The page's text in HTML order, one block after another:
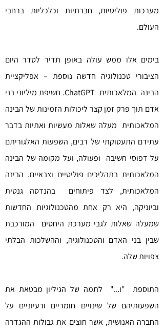
מערכות פוליטיות, חברתיות וכלכליות ברחבי
העולם.
בימים אלו ממש עולה באופן תדיר לסדר היום
הציבורי טכנולוגיה חדשה נוספת – אפליקציית
הבינה המלאכותית ChatGPT. חשיפת מיליוני בני
אדם תוך פרק זמן קצר ליכולות הזמינות של הבינה
המלאכותית מעלה שאלות מעשיות ואתיות בדבר
עתידם התעסוקתי של רבים, השפעות האלגוריתם
על דפוסי חשיבה ופעולה, ועל מקומה של הבינה
המלאכותית בתהליכים פוליטיים וצבאיים. הבינה
המלאכותית, לצד פיתוחים בהנדסה גנטית
וביוניקה, היא רק אחת מהטכנולוגיות החדשות
שמעלה שאלות לגבי מערכת היחסים המורכבת
שבין בני האדם והטכנולוגיה, וההשלכות הבלתי
צפויות שלה.
התוספת "ו..." לתמה של הגיליון מבטאת את
השפעותיהם של שינויים חומריים ורעיוניים על
החברה האנושית, אשר חוצים את גבולות ההגדרה